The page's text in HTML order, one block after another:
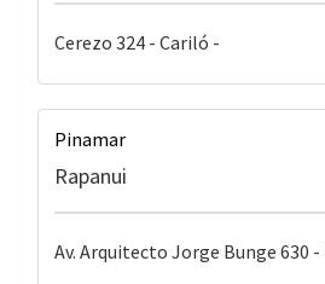
Cerezo 324 - Cariló -
Pinamar
Rapanui
Av. Arquitecto Jorge Bunge 630